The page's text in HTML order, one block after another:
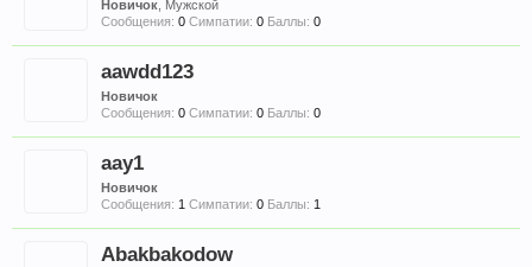
Новичок , Мужской
Сообщения: 0 Симпатии: 0 Баллы: 0
aawdd123
Новичок
Сообщения: 0 Симпатии: 0 Баллы: 0
aay1
Новичок
Сообщения: 1 Симпатии: 0 Баллы: 1
Abakbakodow